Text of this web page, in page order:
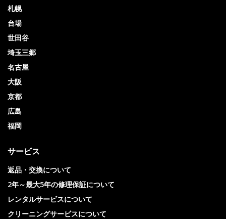
札幌
台場
世田谷
埼玉三郷
名古屋
大阪
京都
広島
福岡
サービス
返品・交換について
2年～最大5年の修理保証について
レンタルサービスについて
クリーニングサービスについて